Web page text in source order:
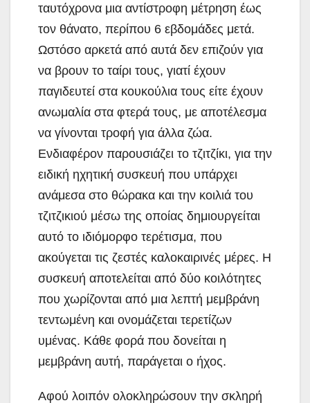
ταυτόχρονα μια αντίστροφη μέτρηση έως
τον θάνατο, περίπου 6 εβδομάδες μετά.
Ωστόσο αρκετά από αυτά δεν επιζούν για
να βρουν το ταίρι τους, γιατί έχουν
παγιδευτεί στα κουκούλια τους είτε έχουν
ανωμαλία στα φτερά τους, με αποτέλεσμα
να γίνονται τροφή για άλλα ζώα.
Ενδιαφέρον παρουσιάζει το τζιτζίκι, για την
ειδική ηχητική συσκευή που υπάρχει
ανάμεσα στο θώρακα και την κοιλιά του
τζιτζικιού μέσω της οποίας δημιουργείται
αυτό το ιδιόμορφο τερέτισμα, που
ακούγεται τις ζεστές καλοκαιρινές μέρες. Η
συσκευή αποτελείται από δύο κοιλότητες
που χωρίζονται από μια λεπτή μεμβράνη
τεντωμένη και ονομάζεται τερετίζων
υμένας. Κάθε φορά που δονείται η
μεμβράνη αυτή, παράγεται ο ήχος.
Αφού λοιπόν ολοκληρώσουν την σκληρή